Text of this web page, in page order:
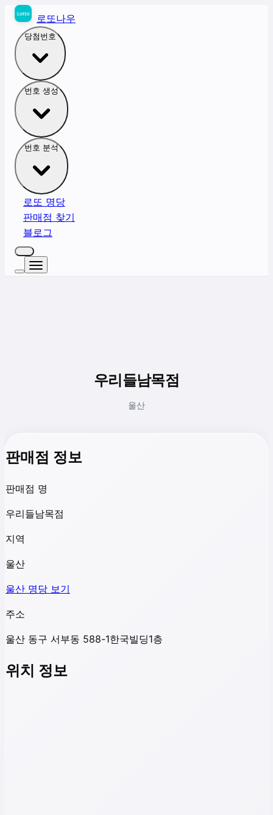
로또나우
당첨번호
번호 생성
번호 분석
로또 명당
판매점 찾기
블로그
우리들남목점
울산
판매점 정보
판매점 명
우리들남목점
지역
울산
울산 명당 보기
주소
울산 동구 서부동 588-1한국빌딩1층
위치 정보